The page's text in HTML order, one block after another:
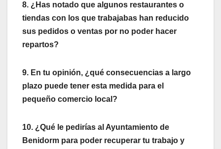
8. ¿Has notado que algunos restaurantes o
tiendas con los que trabajabas han reducido
sus pedidos o ventas por no poder hacer
repartos?
9. En tu opinión, ¿qué consecuencias a largo
plazo puede tener esta medida para el
pequeño comercio local?
10. ¿Qué le pedirías al Ayuntamiento de
Benidorm para poder recuperar tu trabajo y